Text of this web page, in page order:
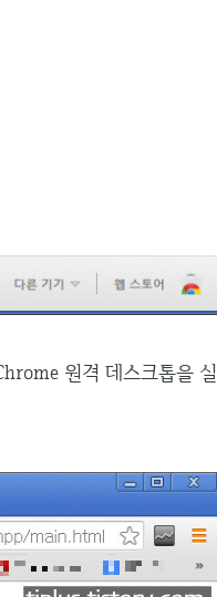
원격 데스크톱을 실